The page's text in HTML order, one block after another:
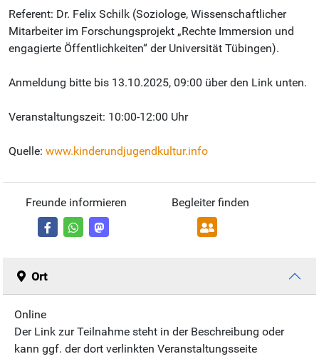
Referent: Dr. Felix Schilk (Soziologe, Wissenschaftlicher
Mitarbeiter im Forschungsprojekt „Rechte Immersion und
engagierte Öffentlichkeiten“ der Universität Tübingen).
Anmeldung bitte bis 13.10.2025, 09:00 über den Link unten.
Veranstaltungszeit: 10:00-12:00 Uhr
Quelle: www.kinderundjugendkultur.info
Freunde informieren Begleiter finden
Ort
Online
Der Link zur Teilnahme steht in der Beschreibung oder
kann ggf. der dort verlinkten Veranstaltungsseite